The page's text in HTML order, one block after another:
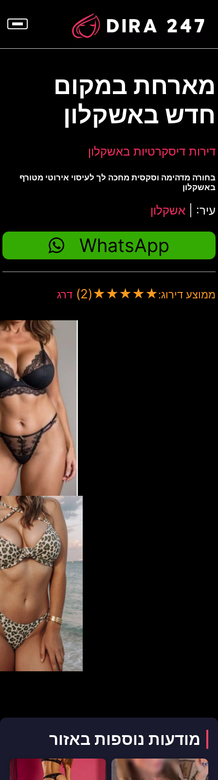
מארחת במקום
חדש באשקלון
דירות דיסקרטיות באשקלון
בחורה מדהימה וסקסית מחכה לך לעיסוי אירוטי מטורף
באשקלון
עיר: | אשקלון
WhatsApp
ממוצע דירוג:★
★
★
★
★
(2) דרג
מודעות נוספות באזור